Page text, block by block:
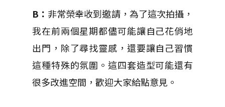
B： 非常榮幸收到邀請，為了這次拍攝，
我在前兩個星期都儘可能讓自己花俏地
出門，除了尋找靈感，還要讓自己習慣
這種特殊的氛圍。這四套造型可能還有
很多改進空間，歡迎大家給點意見。